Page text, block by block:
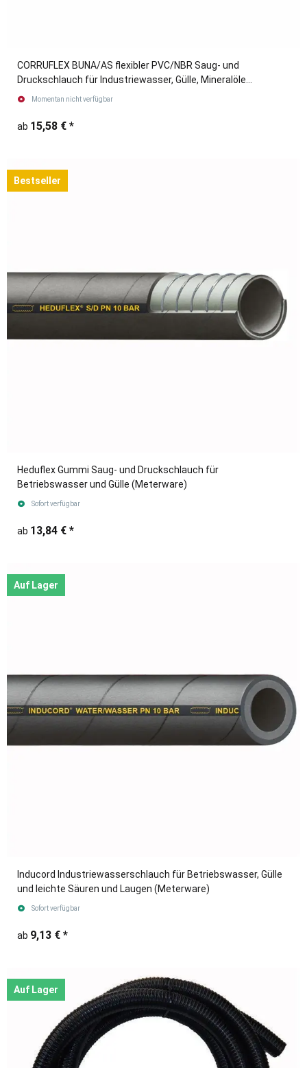
CORRUFLEX BUNA/AS flexibler PVC/NBR Saug- und
Druckschlauch für Industriewasser, Gülle, Mineralöle
blau/schwarz
Momentan nicht verfügbar
ab 15,58 € *
Bestseller
Heduflex Gummi Saug- und Druckschlauch für
Betriebswasser und Gülle (Meterware)
Sofort verfügbar
ab 13,84 € *
Auf Lager
Inducord Industriewasserschlauch für Betriebswasser, Gülle
und leichte Säuren und Laugen (Meterware)
Sofort verfügbar
ab 9,13 € *
Auf Lager